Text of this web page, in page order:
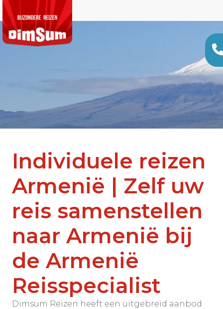
Individuele reizen
Armenië | Zelf uw
reis samenstellen
naar Armenië bij
de Armenië
Reisspecialist
Dimsum Reizen heeft een uitgebreid aanbod